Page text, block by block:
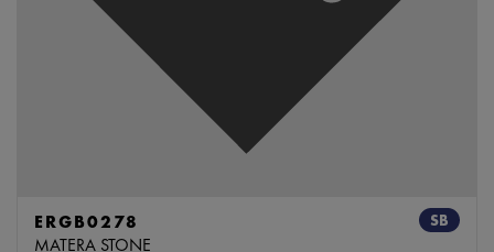
SB
ERGB0278
MATERA STONE